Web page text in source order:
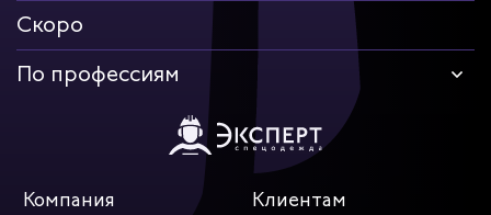
Скоро
По профессиям
Компания
Клиентам